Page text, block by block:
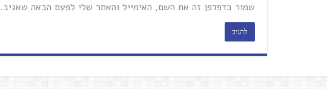
שמור בדפדפן זה את השם, האימייל והאתר שלי לפעם הבאה שאגיב.